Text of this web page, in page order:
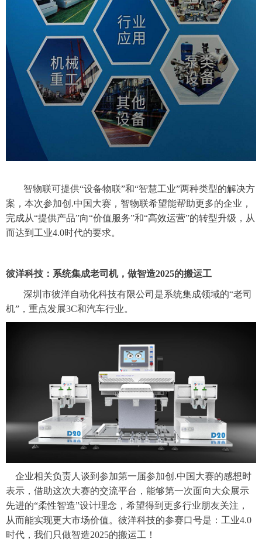
智物联可提供“设备物联”和“智慧工业”两种类型的解决方
案，本次参加创.中国大赛，智物联希望能帮助更多的企业，
完成从“提供产品”向“价值服务”和“高效运营”的转型升级，从
而达到工业4.0时代的要求。
彼洋科技：系统集成老司机，做智造2025的搬运工
深圳市彼洋自动化科技有限公司是系统集成领域的“老司
机”，重点发展3C和汽车行业。
企业相关负责人谈到参加第一届参加创 .中国大赛的感想时
表示，借助这次大赛的交流平台，能够第一次面向大众展示
先进的“柔性智造”设计理念，希望得到更多行业朋友关注，
从而能实现更大市场价值。彼洋科技的参赛口号是：工业4.0
时代，我们只做智造2025的搬运工！